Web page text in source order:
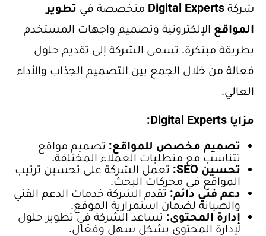
شركة Digital Experts متخصصة في تطوير
المواقع الإلكترونية وتصميم واجهات المستخدم
بطريقة مبتكرة. تسعى الشركة إلى تقديم حلول
فعالة من خلال الجمع بين التصميم الجذاب والأداء
العالي.
مزايا Digital Experts:
تصميم مخصص للمواقع: تصميم مواقع
تتناسب مع متطلبات العملاء المختلفة.
تحسين SEO:
تعمل الشركة على تحسين ترتيب
المواقع في محركات البحث.
دعم فني دائم: تقدم الشركة خدمات الدعم الفني
والصيانة لضمان استمرارية الموقع.
إدارة المحتوى: تساعد الشركة في تطوير حلول
لإدارة المحتوى بشكل سهل وفعّال.